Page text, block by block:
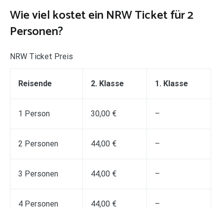
Wie viel kostet ein NRW Ticket für 2
Personen?
NRW Ticket Preis
Reisende 2. Klasse 1. Klasse
1 Person 30,00 € –
2 Personen 44,00 € –
3 Personen 44,00 € –
4 Personen 44,00 € –